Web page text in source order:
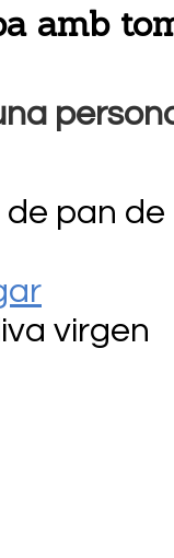
amb
pan
virgen